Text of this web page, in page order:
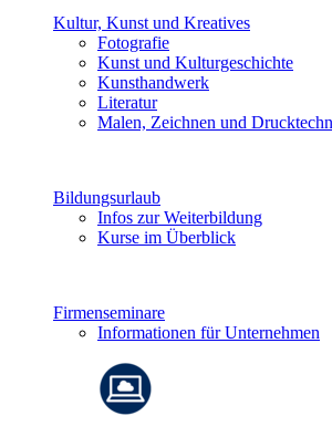
Kultur, Kunst und Kreatives
Fotografie
Kunst und Kulturgeschichte
Kunsthandwerk
Literatur
Malen, Zeichnen und
Bildungsurlaub
Infos zur Weiterbildung
Kurse im Überblick
Firmenseminare
Informationen für Unternehmen